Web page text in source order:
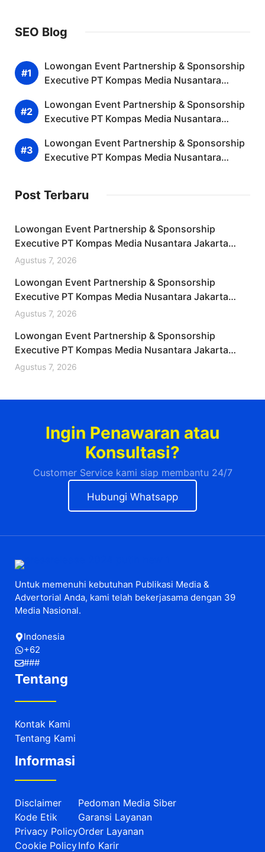
SEO Blog
Lowongan Event Partnership & Sponsorship
Executive PT Kompas Media Nusantara
Lowongan Event Partnership & Sponsorship
Executive PT Kompas Media Nusantara
Sekarang)
Lowongan Event Partnership & Sponsorship
Executive PT Kompas Media Nusantara
Post Terbaru
Lowongan Event Partnership & Sponsorship
Executive PT Kompas Media Nusantara Jakarta
Pusat Desember 2025 (Resmi)
Agustus 7, 2026
Lowongan Event Partnership & Sponsorship
Executive PT Kompas Media Nusantara Jakarta
Timur Desember 2025 (Lamar Sekarang)
Agustus 7, 2026
Lowongan Event Partnership & Sponsorship
Executive PT Kompas Media Nusantara Jakarta
Barat Desember 2025 (Apply Now)
Agustus 7, 2026
Ingin Penawaran atau
Konsultasi?
Customer Service kami siap membantu 24/7
Hubungi Whatsapp
Untuk memenuhi kebutuhan Publikasi Media &
Advertorial Anda, kami telah bekerjasama dengan 39
Media Nasional.
Indonesia
+62
###
Tentang
Kontak Kami
Tentang Kami
Informasi
Disclaimer
Kode Etik
Privacy Policy
Cookie Policy
Pedoman Media Siber
Garansi Layanan
Order Layanan
Info Karir